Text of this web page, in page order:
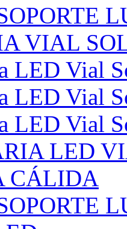
VIAL
LED Vial
LED Vial
LED Vial
LED
CÁLIDA